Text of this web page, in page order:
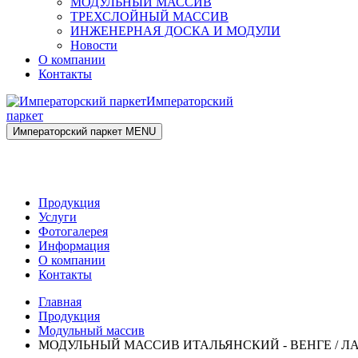
ТРЕХСЛОЙНЫЙ МАССИВ
ИНЖЕНЕРНАЯ ДОСКА И МОДУЛИ
Новости
О компании
Контакты
Императорский
паркет
Императорский паркет MENU
Продукция
Услуги
Фотогалерея
Информация
О компании
Контакты
Главная
Продукция
Модульный массив
МОДУЛЬНЫЙ МАССИВ ИТАЛЬЯНСКИЙ - ВЕНГЕ /